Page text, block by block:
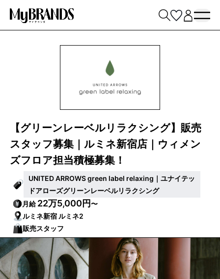
【グリーンレーベルリラクシング】販売
スタッフ募集｜ルミネ新宿店｜ウィメン
ズフロア担当積極募集！
UNITED ARROWS green label relaxing｜ユナイテッ
ドアローズグリーンレーベルリラクシング
月給22万5,000円〜
ルミネ新宿 ルミネ2
販売スタッフ